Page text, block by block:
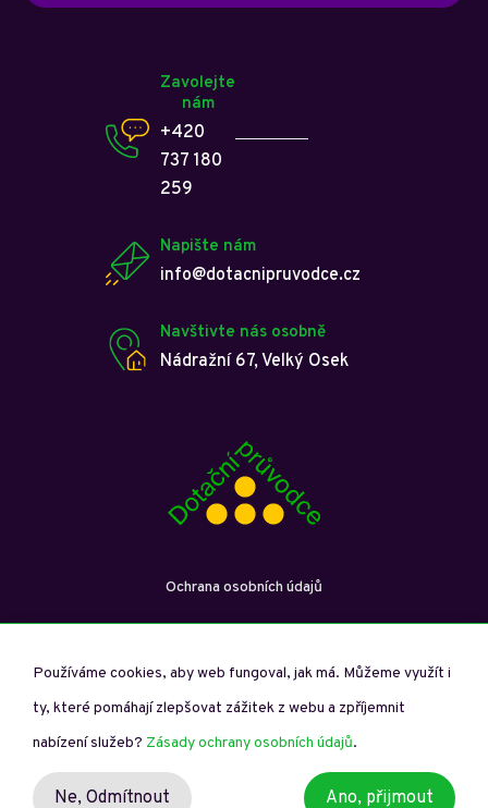
Zavolejte
nám
+420
737 180
259
Napište nám
info@dotacnipruvodce.cz
Navštivte nás osobně
Nádražní 67, Velký Osek
Ochrana osobních údajů
Dotační průvodce © Copyright 2026. Všechna práva vyhrazena.
Vytvořilo digitální studio
Debono.cz
Spravuje studio
Používáme cookies, aby web fungoval, jak má. Můžeme využít i
ty, které pomáhají zlepšovat zážitek z webu a zpříjemnit
nabízení služeb? Zásady ochrany osobních údajů.
Ne, Odmítnout Ano, přijmout